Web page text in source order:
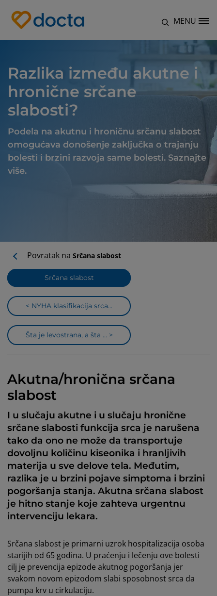
Site Logo MENU
Razlika između akutne i
hronične srčane
slabosti?
Podela na akutnu i hroničnu srčanu slabost
omogućava donošenje zaključka o trajanju
bolesti i brzini razvoja same bolesti. Saznajte
više.
Povratak na Srčana slabost
Srčana slabost
< NYHA klasifikacija srca...
Šta je levostrana, a šta ... >
Akutna/hronična srčana
slabost
I u slučaju akutne i u slučaju hronične
srčane slabosti funkcija srca je narušena
tako da ono ne može da transportuje
dovoljnu količinu kiseonika i hranljivih
materija u sve delove tela. Međutim,
razlika je u brzini pojave simptoma i brzini
pogoršanja stanja. Akutna srčana slabost
je hitno stanje koje zahteva urgentnu
intervenciju lekara.
Srčana slabost je primarni uzrok hospitalizacija osoba
starijih od 65 godina. U praćenju i lečenju ove bolesti
cilj je prevencija epizode akutnog pogoršanja jer
svakom novom epizodom slabi sposobnost srca da
pumpa krv u cirkulaciju.